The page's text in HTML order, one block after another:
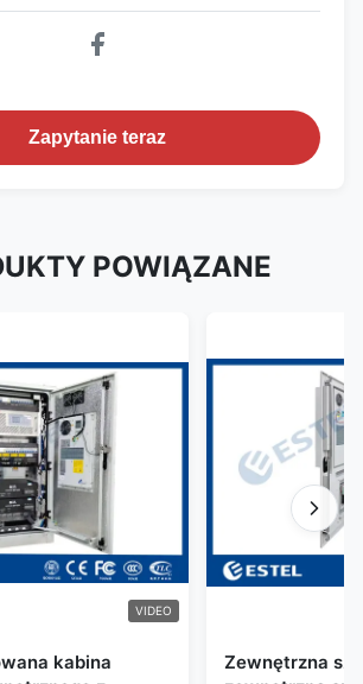
Zapytanie teraz
POWIĄZANE
VIDEO
kabina
Zewnętrzna